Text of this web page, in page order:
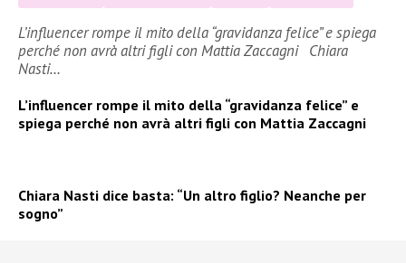
L’influencer rompe il mito della “gravidanza felice” e spiega
perché non avrà altri figli con Mattia Zaccagni Chiara
Nasti…
L’influencer rompe il mito della “gravidanza felice” e
spiega perché non avrà altri figli con Mattia Zaccagni
Chiara Nasti dice basta: “Un altro figlio? Neanche per
sogno”